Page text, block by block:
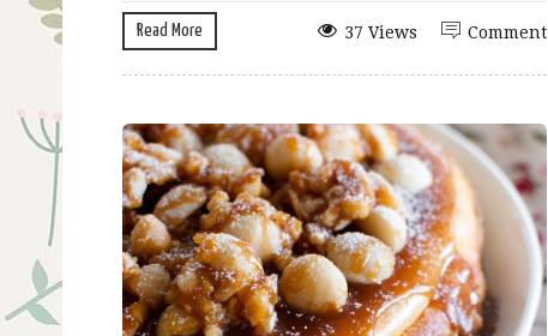
Read More Comment
37 Views